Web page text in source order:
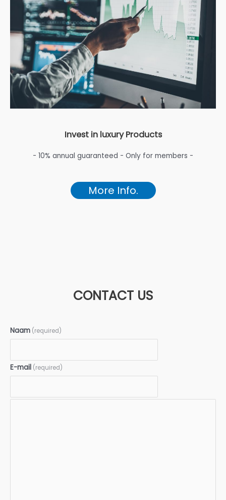
Invest in luxury Products
- 10% annual guaranteed - Only for members -
More Info.
CONTACT US
Naam (required)
E-mail (required)